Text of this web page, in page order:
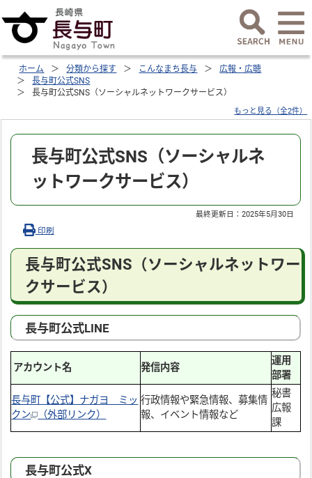
ホーム 分類から探す こんなまち長与
広報・広聴
長与町公式SNS
長与町公式SNS（ソーシャルネットワークサービス）
もっと見る（全2件）
長与町公式SNS（ソーシャルネ
ットワークサービス）
最終更新日：2025年5月30日
印刷
長与町公式SNS（ソーシャルネットワー
クサービス）
長与町公式LINE
アカウント名 発信内容
運用
部署
長与町【公式】ナガヨ ミッ
クン
（外部リンク）
行政情報や緊急情報、募集情
報、イベント情報など
秘書
広報
課
長与町公式X